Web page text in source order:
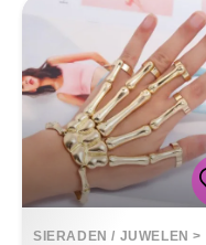
SIERADEN / JUWELEN >